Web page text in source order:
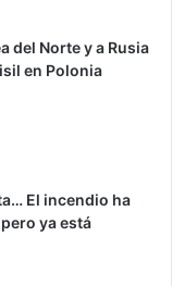
del Norte y a Rusia
en Polonia
El incendio ha
ya está